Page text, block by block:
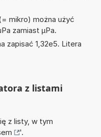
mikro) można użyć
zamiast µPa.
zapisać 1,32e5. Litera
z listami
z listy, w tym
'.